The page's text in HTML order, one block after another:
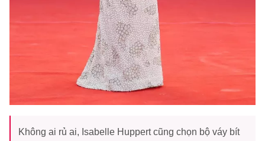
Không ai rủ ai, Isabelle Huppert cũng chọn bộ váy bít